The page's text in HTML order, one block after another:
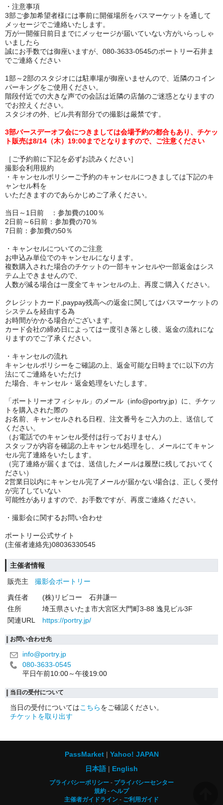
・注意事項
3部ご参加希望者様には事前に開催場所をパスマーケットを通して
メッセージでご連絡いたします。
万が一開催日前日までにメッセージが届いていない方がいらっしゃ
いましたら
誠にお手数では御座いますが、080-3633-0545のポートリー石井ま
でご連絡ください
1部～2部のスタジオには駐車場が御座いませんので、近隣のコイン
パーキングをご使用ください。
階段付近での大きな声での会話は近隣の店舗のご迷惑となりますの
でお控えください。
スタジオの外、ビル共有部分での撮影は厳禁です。
3部バースデーオフ会につきましては会場予約の都合もあり、チケッ
ト販売は8/14（木）19:00までとなりますので、ご注意ください
［ご予約前に下記を必ずお読みください］
撮影会利用規約
・キャンセルポリシーご予約のキャンセルにつきましては下記のキ
ャンセル料を
いただきますのであらかじめご了承ください。
当日～1日前 ：参加費の100％
2日前～6日前：参加費の70％
7日前：参加費の50％
・キャンセルについてのご注意
お申込み単位でのキャンセルになります。
複数購入された場合のチケットの一部キャンセルや一部返金はシス
テム上できませんので、
人数が減る場合は一度全てキャンセルの上、再度ご購入ください。
クレジットカード,paypay残高への返金に関してはパスマーケットの
システムを経由する為
お時間がかかる場合がございます。
カード会社の締め日によっては一度引き落とし後、返金の流れにな
りますのでご了承ください。
・キャンセルの流れ
キャンセルポリシーをご確認の上、返金可能な日時までに以下の方
法にてご連絡をいただけ
た場合、キャンセル・返金処理をいたします。
「ポートリーオフィシャル」のメール（info@portry.jp）に、チケッ
トを購入された際の
お名前、キャンセルされる日程、注文番号をご入力の上、送信して
ください。
（お電話でのキャンセル受付は行っておりません）
スタッフが内容を確認の上キャンセル処理をし、メールにてキャン
セル完了連絡をいたします。
（完了連絡が届くまでは、送信したメールは履歴に残しておいてく
ださい）
2営業日以内にキャンセル完了メールが届かない場合は、正しく受付
が完了していない
可能性がありますので、お手数ですが、再度ご連絡ください。
・撮影会に関するお問い合わせ
ポートリー公式サイト
(主催者連絡先)08036330545
主催者情報
販売主
撮影会ポートリー
責任者
(株)リビコー 石井謙一
住所
埼玉県さいたま市大宮区大門町3-88 逸見ビル3F
関連URL
https://portry.jp/
お問い合わせ先
info@portry.jp
080-3633-0545
平日午前10:00～午後19:00
当日の受付について
当日の受付についてはこちらをご確認ください。
チケットを取り出す
PassMarket
Yahoo! JAPAN
日本語
English
プライバシーポリシー
プライバシーセンター
規約
ヘルプ
主催者ガイドライン
ご利用ガイド